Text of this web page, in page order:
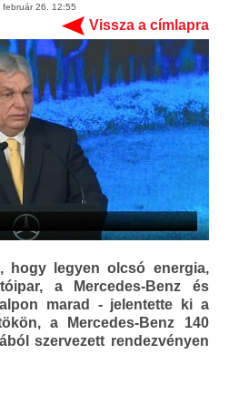
február 26. 12:55
Vissza a címlapra
hogy legyen olcsó energia,
a Mercedes-Benz és
marad - jelentette ki a
a Mercedes-Benz 140
szervezett rendezvényen